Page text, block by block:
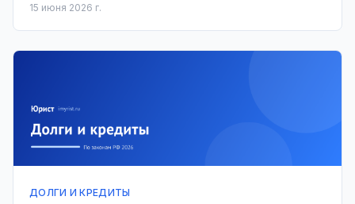
15 июня 2026 г.
ДОЛГИ И КРЕДИТЫ